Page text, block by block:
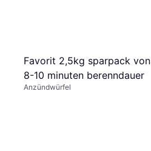
Favorit 2,5kg sparpack von
8-10 minuten berenndauer
Anzündwürfel